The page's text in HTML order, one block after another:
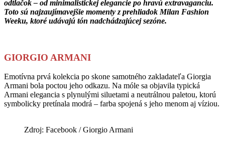
odtlačok – od minimalistickej elegancie po hravú extravaganciu.
Toto sú najzaujímavejšie momenty z prehliadok Milan Fashion
Weeku, ktoré udávajú tón nadchádzajúcej sezóne.
GIORGIO ARMANI
Emotívna prvá kolekcia po skone samotného zakladateľa Giorgia
Armani bola poctou jeho odkazu. Na móle sa objavila typická
Armani elegancia s plynulými siluetami a neutrálnou paletou, ktorú
symbolicky pretínala modrá – farba spojená s jeho menom aj víziou.
Zdroj: Facebook / Giorgio Armani